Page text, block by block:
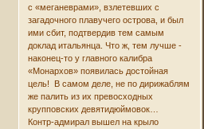
с «меганеврами», взлетевших с
загадочного плавучего острова, и был
ими сбит, подтвердив тем самым
доклад итальянца. Что ж, тем лучше -
наконец-то у главного калибра
«Монархов» появилась достойная
цель! В самом деле, не по дирижаблям
же палить из их превосходных
крупповских девятидюймовок…
Контр-адмирал вышел на крыло